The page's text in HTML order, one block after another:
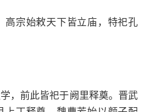
高宗始敕天下皆立庙，特祀孔
，前此皆祀于阙里释奠。晋武